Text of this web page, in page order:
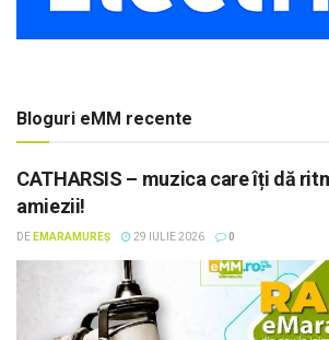
Bloguri eMM recente
CATHARSIS – muzica care îți dă
amiezii!
DE EMARAMUREȘ 29 IULIE 2026 0